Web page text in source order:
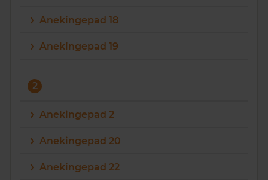
Anekingepad 18
Anekingepad 19
2
Anekingepad 2
Anekingepad 20
Anekingepad 22